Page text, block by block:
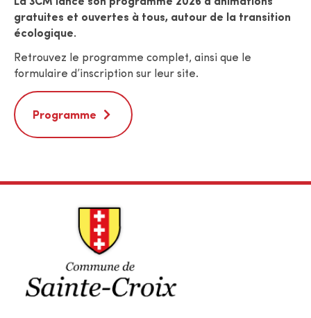
gratuites et ouvertes à tous, autour de la transition
écologique.
Retrouvez le programme complet, ainsi que le
formulaire d’inscription sur leur site.
Programme